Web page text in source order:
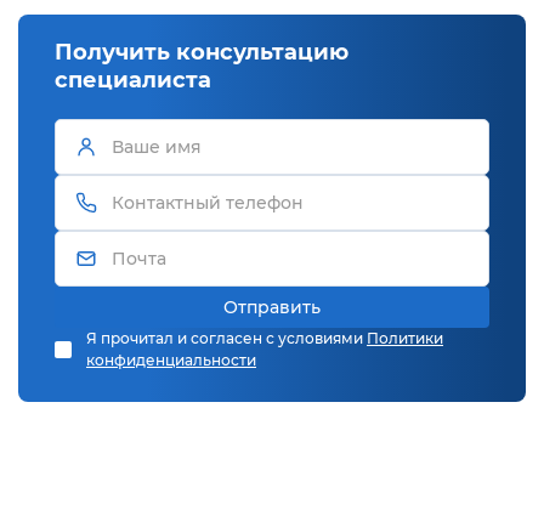
Получить консультацию
специалиста
Отправить
Я прочитал и согласен с условиями Политики
конфиденциальности